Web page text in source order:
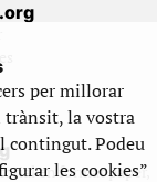
en format paper,
per millorar
trànsit, la vostra
contingut. Podeu
les cookies”